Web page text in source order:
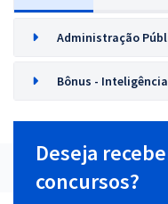
Administração
Bônus -
Deseja
concursos?